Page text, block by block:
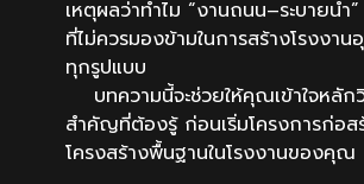
เหตุผลว่าทำไม “งานถนน–ระบายน้ำ
ที่ไม่ควรมองข้ามในการสร้างโรงงาน
ทุกรูปแบบ
บทความนี้จะช่วยให้คุณเข้าใจหลัก
สำคัญที่ต้องรู้ ก่อนเริ่มโครงการก่อส
โครงสร้างพื้นฐานในโรงงานของคุณ